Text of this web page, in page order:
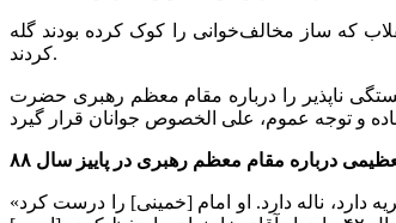
که ساز مخالف‌خوانی را کوک کرده بودند گله
کردند.
ناپذیر را درباره مقام معظم رهبری حضرت
«الان از همه دلسوزتر به اسلام چه کسی هست؟ امام زمان ـ که جان عالم به قربانش ـ برای شیعیان، برای مسلمانان. [امام زمان] برای بشر دلسوزی دارد، گریه دارد، ناله دارد. او امام [خمینی] را درست کرد